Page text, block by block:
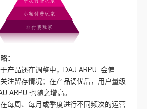
：
产品还在调整中，DAU ARPU 会偏
注留存情况；在产品调优后，用户量级
ARPU 也随之增高。
每周、每月或季度进行不同频次的运营